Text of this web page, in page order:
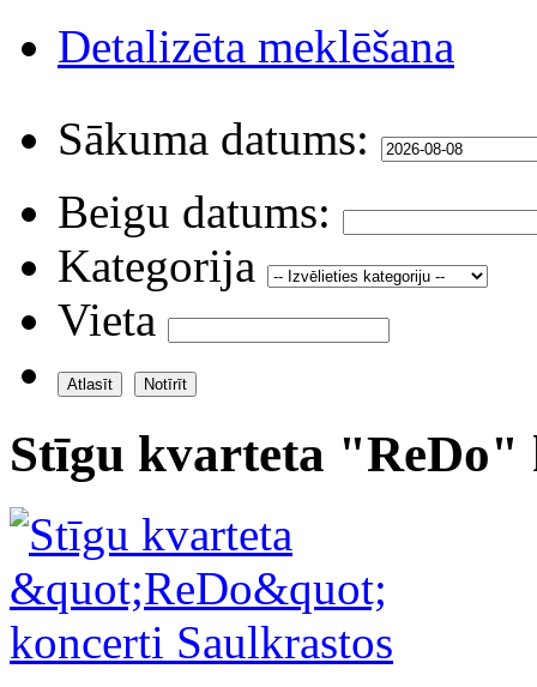
Detalizēta meklēšana
Sākuma datums:
Beigu datums:
Kategorija
Vieta
Stīgu kvarteta "ReDo"